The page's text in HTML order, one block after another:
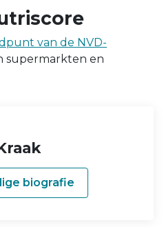
van de NVD-
supermarkten en
biografie